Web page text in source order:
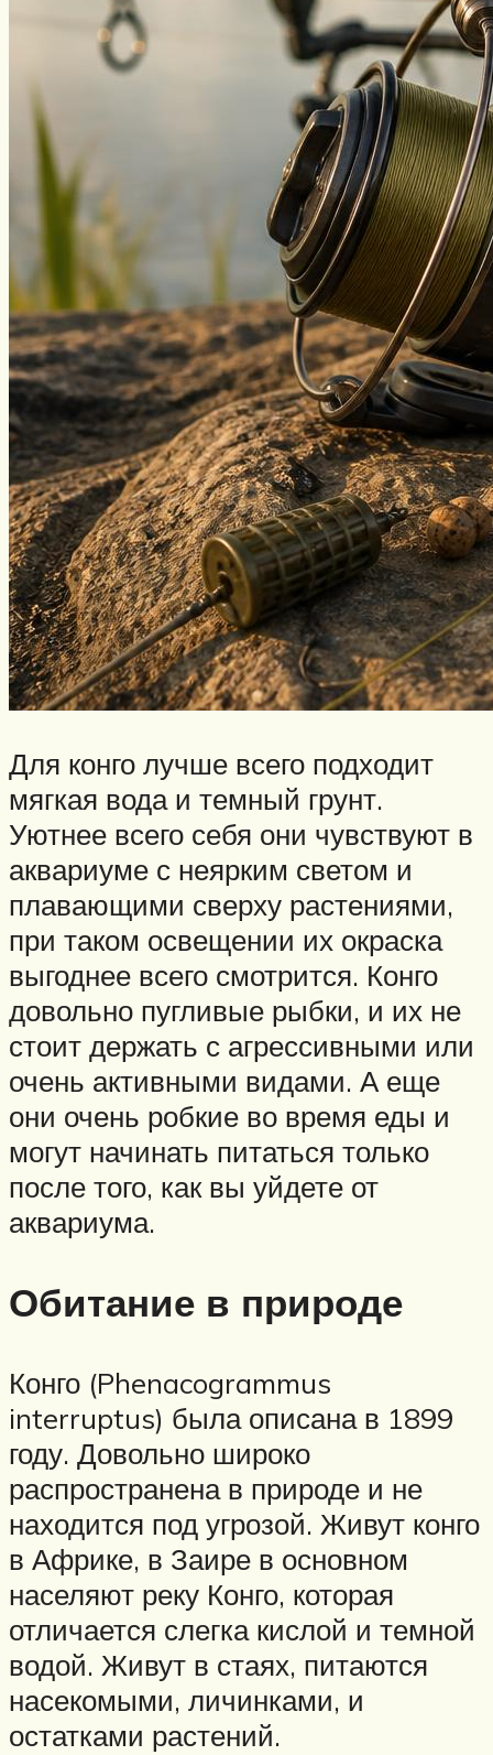
Для конго лучше всего подходит
мягкая вода и темный грунт.
Уютнее всего себя они чувствуют в
аквариуме с неярким светом и
плавающими сверху растениями,
при таком освещении их окраска
выгоднее всего смотрится. Конго
довольно пугливые рыбки, и их не
стоит держать с агрессивными или
очень активными видами. А еще
они очень робкие во время еды и
могут начинать питаться только
после того, как вы уйдете от
аквариума.
Обитание в природе
Конго (Phenacogrammus
interruptus) была описана в 1899
году. Довольно широко
распространена в природе и не
находится под угрозой. Живут конго
в Африке, в Заире в основном
населяют реку Конго, которая
отличается слегка кислой и темной
водой. Живут в стаях, питаются
насекомыми, личинками, и
остатками растений.